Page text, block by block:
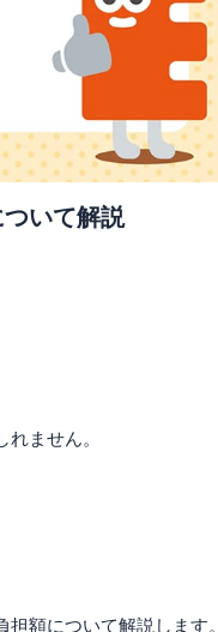
いて解説
ません。
額について解説します。